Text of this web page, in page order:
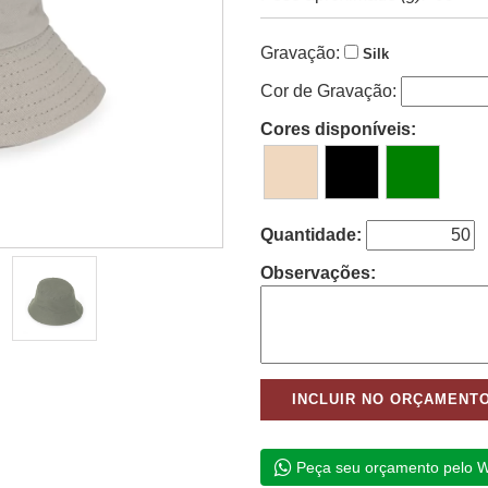
Gravação: Silk
Cor de Gravação:
Cores disponíveis:
Quantidade:
Observações:
Peça seu orçamento pelo